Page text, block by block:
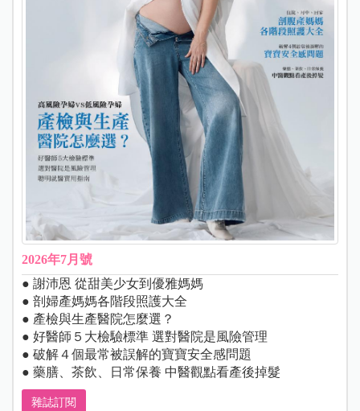
2026年7月號
● 謝沛恩 從甜美少女到優雅媽媽
● 剖婦產媽媽各階段照護大全
● 產檢與生產醫院怎麼選？
● 好醫師５大檢驗標準 選對醫院是風險管理
● 破解４個最常被誤解的寶寶安全感問題
● 藥膳、茶飲、日常保養 中醫觀點看產後掉髮
雜誌訂閱